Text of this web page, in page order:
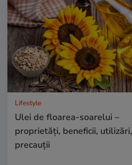
Lifestyle
Ulei de floarea-soarelui –
proprietăţi, beneficii, utilizări,
precauţii